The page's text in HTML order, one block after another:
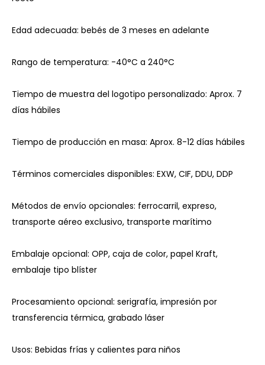
Edad adecuada: bebés de 3 meses en adelante
Rango de temperatura: -40°C a 240°C
Tiempo de muestra del logotipo personalizado: Aprox. 7
días hábiles
Tiempo de producción en masa: Aprox. 8-12 días hábiles
Términos comerciales disponibles: EXW, CIF, DDU, DDP
Métodos de envío opcionales: ferrocarril, expreso,
transporte aéreo exclusivo, transporte marítimo
Embalaje opcional: OPP, caja de color, papel Kraft,
embalaje tipo blíster
Procesamiento opcional: serigrafía, impresión por
transferencia térmica, grabado láser
Usos: Bebidas frías y calientes para niños